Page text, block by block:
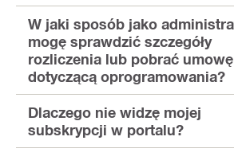
W jaki sposób jako
mogę sprawdzić szczegóły
rozliczenia lub pobrać umowę
dotyczącą oprogramowania?
Dlaczego nie widzę mojej
subskrypcji w portalu?